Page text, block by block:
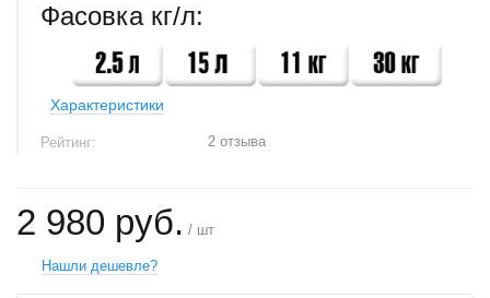
Фасовка кг/л:
Характеристики
Рейтинг: 2 отзыва
2 980 руб. / шт
Нашли дешевле?